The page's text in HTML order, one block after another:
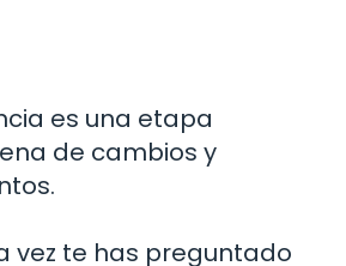
es una etapa
de cambios y
vez te has preguntado